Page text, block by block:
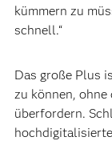
kümmern zu
schnell.“
Das große Plus
zu können,
überfordern.